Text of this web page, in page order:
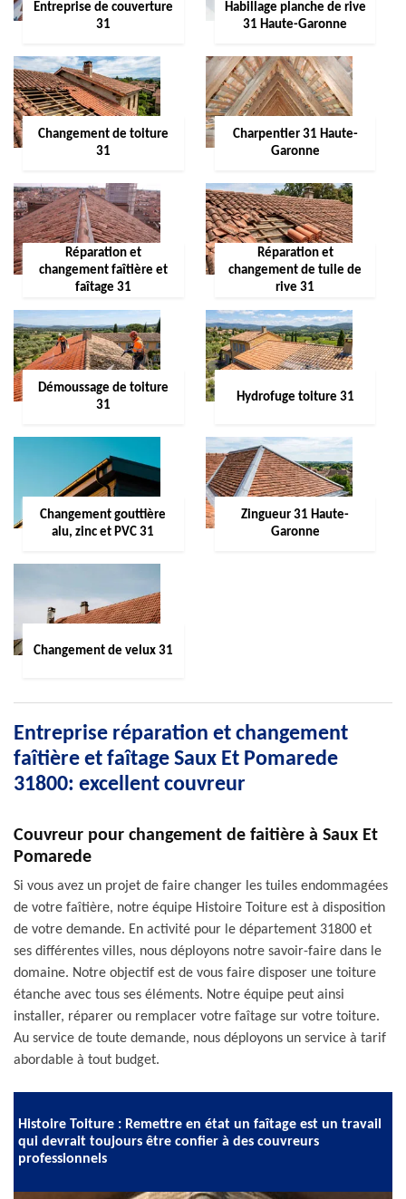
Entreprise de couverture
31
Habillage planche de rive
31 Haute-Garonne
Changement de toiture
31
Charpentier 31 Haute-
Garonne
Réparation et
changement faîtière et
faîtage 31
Réparation et
changement de tuile de
rive 31
Démoussage de toiture
31
Hydrofuge toiture 31
Changement gouttière
alu, zinc et PVC 31
Zingueur 31 Haute-
Garonne
Changement de velux 31
Entreprise réparation et changement
faîtière et faîtage Saux Et Pomarede
31800: excellent couvreur
Couvreur pour changement de faitière à Saux Et
Pomarede
Si vous avez un projet de faire changer les tuiles endommagées
de votre faîtière, notre équipe Histoire Toiture est à disposition
de votre demande. En activité pour le département 31800 et
ses différentes villes, nous déployons notre savoir-faire dans le
domaine. Notre objectif est de vous faire disposer une toiture
étanche avec tous ses éléments. Notre équipe peut ainsi
installer, réparer ou remplacer votre faîtage sur votre toiture.
Au service de toute demande, nous déployons un service à tarif
abordable à tout budget.
Histoire Toiture : Remettre en état un faîtage est un travail
qui devrait toujours être confier à des couvreurs
professionnels